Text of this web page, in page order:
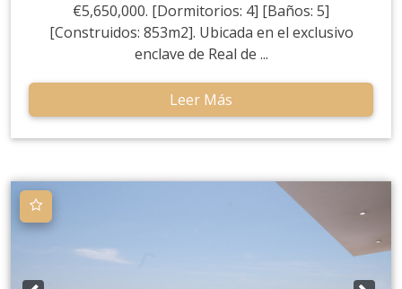
€5,650,000. [Dormitorios: 4] [Baños: 5]
[Construidos: 853m2]. Ubicada en el exclusivo
enclave de Real de ...
Leer Más